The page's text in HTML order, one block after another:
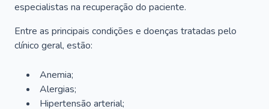
especialistas na recuperação do paciente.
Entre as principais condições e doenças tratadas pelo
clínico geral, estão:
Anemia;
Alergias;
Hipertensão arterial;